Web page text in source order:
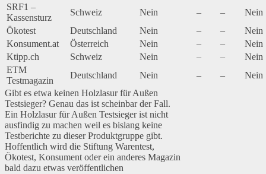
SRF1 –
Kassensturz
Schweiz Nein – –
Nein
Ökotest
Deutschland Nein – –
Nein
Konsument.at
Österreich Nein – –
Nein
Ktipp.ch
Schweiz Nein – –
Nein
ETM
Testmagazin
Deutschland Nein – –
Nein
Gibt es etwa keinen Holzlasur für Außen
Testsieger? Genau das ist scheinbar der Fall.
Ein Holzlasur für Außen Testsieger ist nicht
ausfindig zu machen weil es bislang keine
Testberichte zu dieser Produktgruppe gibt.
Hoffentlich wird die Stiftung Warentest,
Ökotest, Konsument oder ein anderes Magazin
bald dazu etwas veröffentlichen